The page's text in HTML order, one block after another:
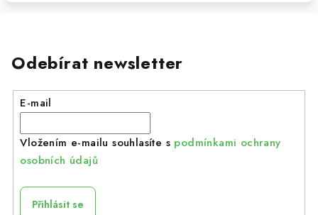
Odebírat newsletter
E-mail
Vložením e-mailu souhlasíte s podmínkami ochrany
osobních údajů
Přihlásit se